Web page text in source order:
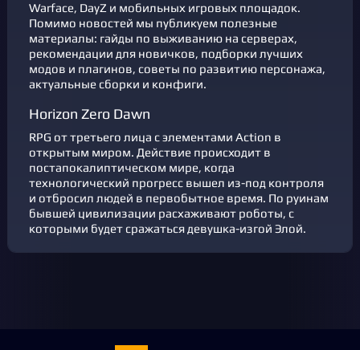
Warface, DayZ и мобильных игровых площадок.
Помимо новостей мы публикуем полезные
материалы: гайды по выживанию на серверах,
рекомендации для новичков, подборки лучших
модов и плагинов, советы по развитию персонажа,
актуальные сборки и конфиги.
Horizon Zero Dawn
RPG от третьего лица с элементами Action в
открытым миром. Действие происходит в
постапокалиптическом мире, когда
технологический прогресс вышел из-под контроля
и отбросил людей в первобытное время. По руинам
бывшей цивилизации расхаживают роботы, с
которыми будет сражаться девушка-изгой Элой.